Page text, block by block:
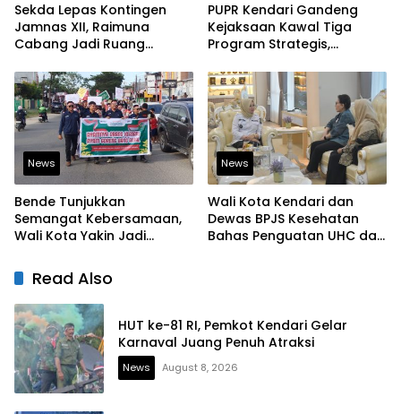
Sekda Lepas Kontingen
Jamnas XII, Raimuna
Cabang Jadi Ruang
dan Berjiwa Pemimpin
PUPR Kendari Gandeng
Kejaksaan Kawal Tiga
Program Strategis,
Bangun Infrastruktur
Berintegritas
News
Bende Tunjukkan
Semangat Kebersamaan,
Wali Kota Yakin Jadi
Lain
News
Wali Kota Kendari dan
Dewas BPJS Kesehatan
Bahas Penguatan UHC dan
Read Also
HUT ke-81 RI, Pemkot Kendari Gelar
Karnaval Juang Penuh Atraksi
News August 8, 2026